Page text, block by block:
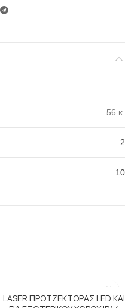
56 κ.
2
10
LASER ΠΡΟΤΖΕΚΤΟΡΑΣ LED KAI